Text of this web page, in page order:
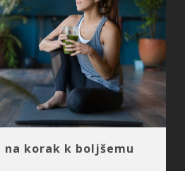
korak k boljšemu